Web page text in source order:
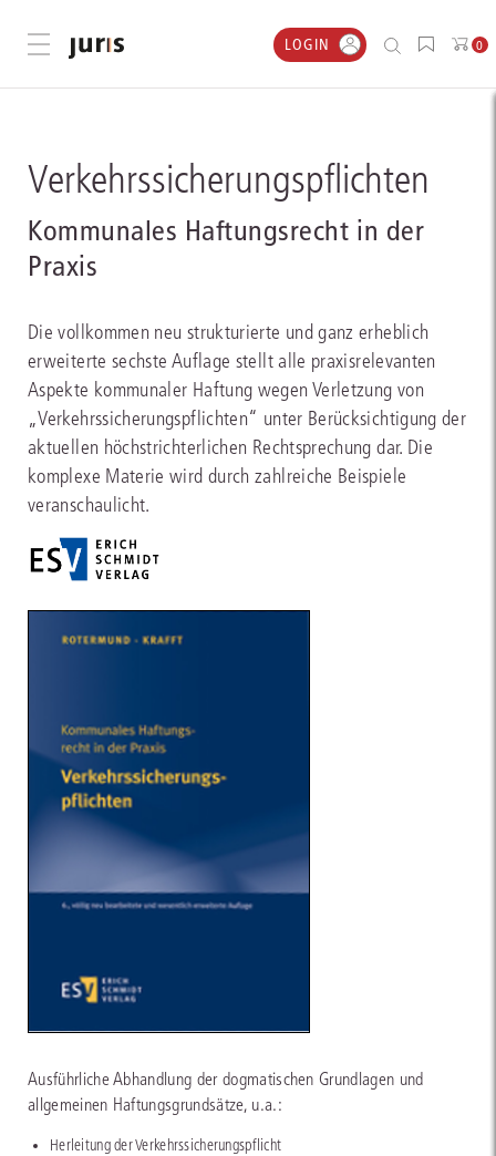
Menü öffnen LOGIN 0
Verkehrssicherungspflichten
Kommunales Haftungsrecht in der
Praxis
Die vollkommen neu strukturierte und ganz erheblich
erweiterte sechste Auflage stellt alle praxisrelevanten
Aspekte kommunaler Haftung wegen Verletzung von
„Verkehrssicherungspflichten“ unter Berücksichtigung der
aktuellen höchstrichterlichen Rechtsprechung dar. Die
komplexe Materie wird durch zahlreiche Beispiele
veranschaulicht.
Ausführliche Abhandlung der dogmatischen Grundlagen und
allgemeinen Haftungsgrundsätze, u.a.:
Herleitung der Verkehrssicherungspflicht